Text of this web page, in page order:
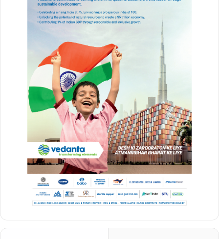
anant chaturdashi vrat katha
anant chaturdashi vrat vidhi